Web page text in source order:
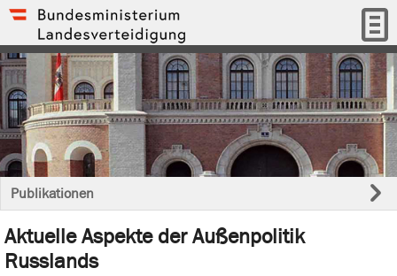
Publikationen
Aktuelle Aspekte der Außenpolitik
Russlands